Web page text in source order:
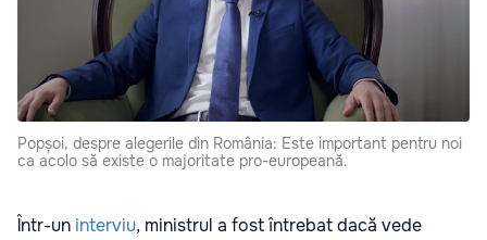
Popșoi, despre alegerile din România: Este important pentru noi
ca acolo să existe o majoritate pro-europeană.
Într-un interviu, ministrul a fost întrebat dacă vede